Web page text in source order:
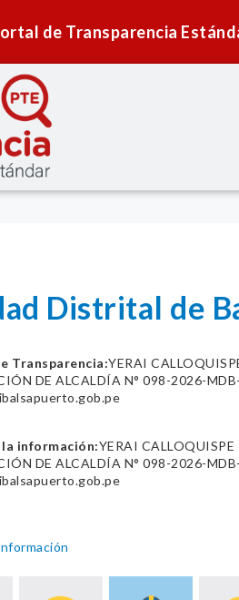
de Transparencia
Distrital de
Transparencia:YERAI
DE ALCALDÍA N° 098-2026-
la información:YERAI CALLOQUISPE
DE ALCALDÍA N° 098-2026-